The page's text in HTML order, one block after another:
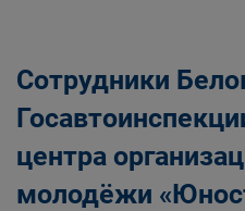
Сотрудники
центра
молодёжи